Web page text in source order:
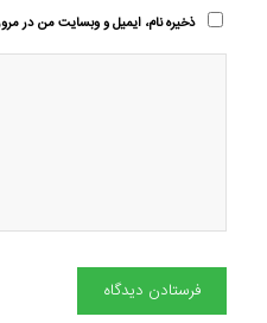
ذخیره نام، ایمیل و وبسایت من در